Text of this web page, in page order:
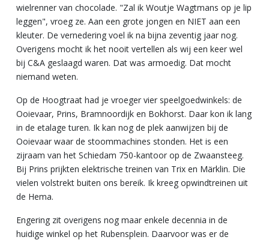
wielrenner van chocolade. "Zal ik Woutje Wagtmans op je lip
leggen", vroeg ze. Aan een grote jongen en NIET aan een
kleuter. De vernedering voel ik na bijna zeventig jaar nog.
Overigens mocht ik het nooit vertellen als wij een keer wel
bij C&A geslaagd waren. Dat was armoedig. Dat mocht
niemand weten.
Op de Hoogtraat had je vroeger vier speelgoedwinkels: de
Ooievaar, Prins, Bramnoordijk en Bokhorst. Daar kon ik lang
in de etalage turen. Ik kan nog de plek aanwijzen bij de
Ooievaar waar de stoommachines stonden. Het is een
zijraam van het Schiedam 750-kantoor op de Zwaansteeg.
Bij Prins prijkten elektrische treinen van Trix en Märklin. Die
vielen volstrekt buiten ons bereik. Ik kreeg opwindtreinen uit
de Hema.
Engering zit overigens nog maar enkele decennia in de
huidige winkel op het Rubensplein. Daarvoor was er de